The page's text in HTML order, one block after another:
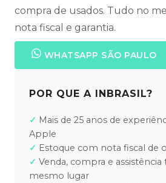
compra de usados. Tudo no
nota fiscal e garantia.
WHATSAPP SÃO PAULO
POR QUE A INBRASIL?
Mais de 25 anos de
Apple
Estoque com nota fiscal de
Venda, compra e assistência
mesmo lugar